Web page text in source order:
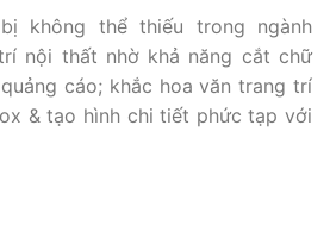
không thể thiếu trong ngành
nội thất nhờ khả năng cắt chữ
cáo; khắc hoa văn trang trí
& tạo hình chi tiết phức tạp với